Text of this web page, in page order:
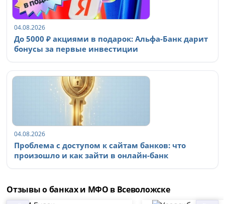
04.08.2026
До 5000 ₽ акциями в подарок: Альфа-Банк дарит
бонусы за первые инвестиции
04.08.2026
Проблема с доступом к сайтам банков: что
произошло и как зайти в онлайн-банк
Отзывы о банках и МФО в Всеволожске